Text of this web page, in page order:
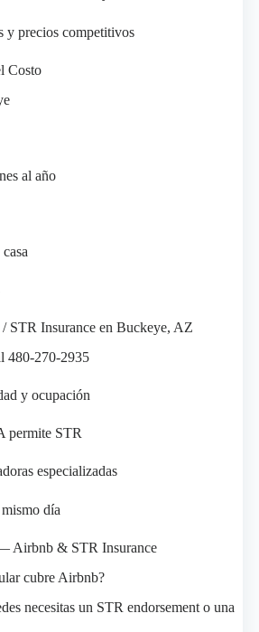
y precios competitivos
Costo
al año
STR Insurance en Buckeye, AZ
480-270-2935
y ocupación
permite STR
especializadas
día
Airbnb & STR Insurance
cubre Airbnb?
necesitas un STR endorsement o una